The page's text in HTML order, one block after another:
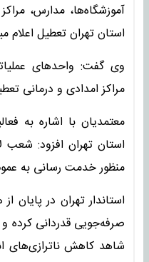
آموزشگاه‌ها، مدارس،
استان تهران تعطیل اعلام
وی گفت: واحدهای
مراکز امدادی و درمانی
معتمدیان با اشاره به
استان تهران افزود:
منظور خدمت رسانی به
استاندار تهران در پایان
صرفه‌جویی قدردانی کرده
شاهد کاهش ناترازی‌های